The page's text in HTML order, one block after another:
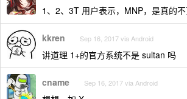
1、2、3T 用户表示，MNP，是真的
kkren Sep 16, 2017 via Android
讲道理 1+的官方系统不是 sultan 吗
cname Sep 16, 2017 via Android